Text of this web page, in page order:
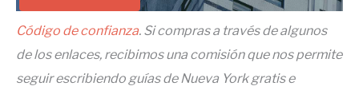
Código de confianza. Si compras a través de algunos
de los enlaces, recibimos una comisión que nos permite
seguir escribiendo guías de Nueva York gratis e